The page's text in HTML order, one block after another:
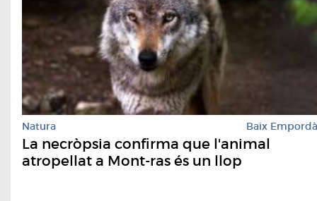
Natura Baix Empordà
La necròpsia confirma que l'animal
atropellat a Mont-ras és un llop